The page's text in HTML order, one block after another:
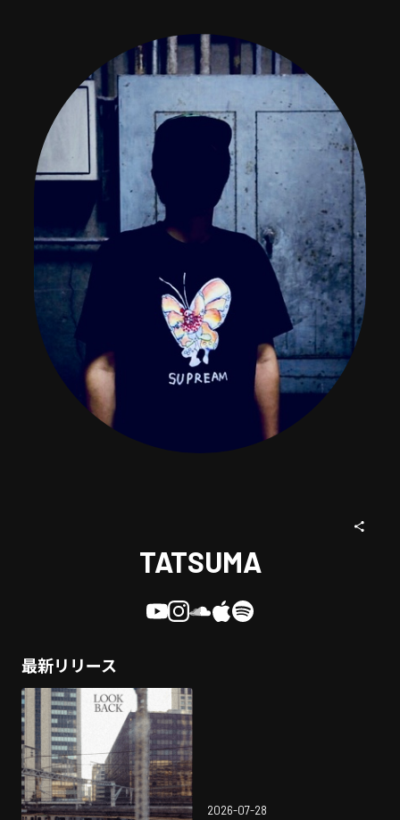
TATSUMA
最新リリース
2026-07-28